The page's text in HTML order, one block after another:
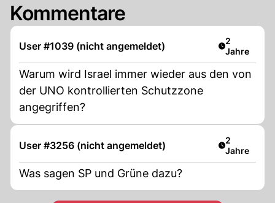
Kommentare
User #1039 (nicht angemeldet) Artikel
2
Jahre
Warum wird Israel immer wieder aus den von
der UNO kontrollierten Schutzzone
angegriffen?
User #3256 (nicht angemeldet) Artikel
2
Jahre
Was sagen SP und Grüne dazu?